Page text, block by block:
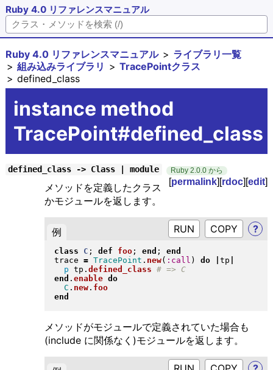
Ruby 4.0 リファレンスマニュアル
Ruby 4.0 リファレンスマニュアル
ライブラリ一覧
組み込みライブラリ
TracePointクラス
defined_class
instance method
TracePoint#defined_class
defined_class -> Class | module Ruby 2.0.0 から
[permalink][rdoc][edit]
メソッドを定義したクラス
かモジュールを返します。
例 RUN ?
class C ; def foo; end ; end
trace = TracePoint . new( :call ) do tp
p tp . defined_class
# => C
end . enable do
C . new. foo
end
メソッドがモジュールで定義されていた場合も
(include に関係なく)モジュールを返します。